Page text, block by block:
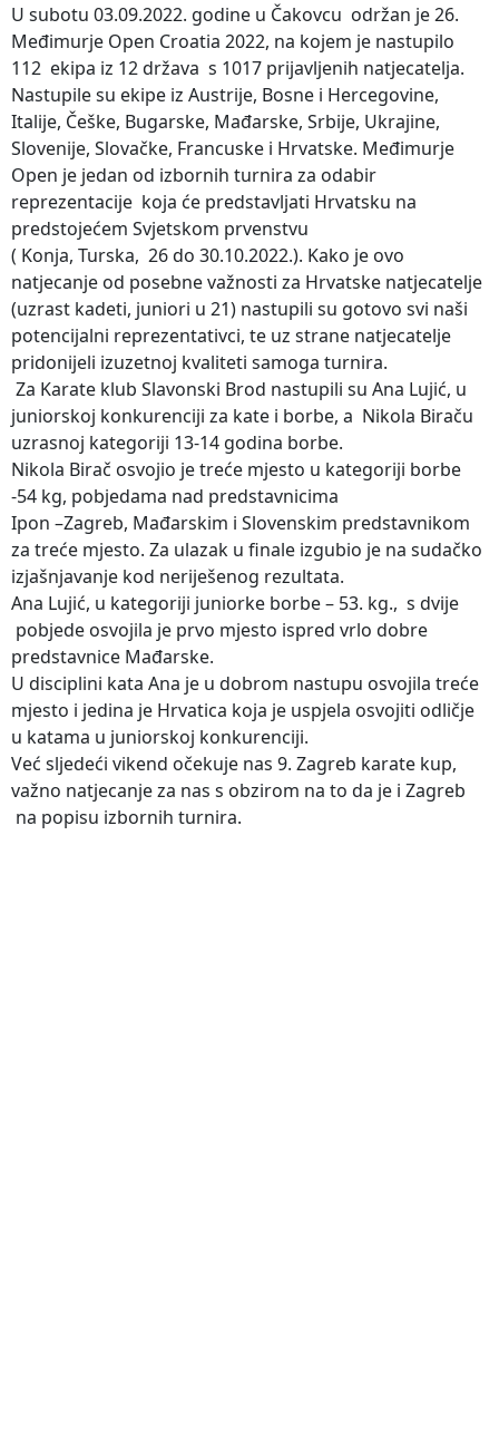
U subotu 03.09.2022. godine u Čakovcu održan je 26.
Međimurje Open Croatia 2022, na kojem je nastupilo
112 ekipa iz 12 država s 1017 prijavljenih natjecatelja.
Nastupile su ekipe iz Austrije, Bosne i Hercegovine,
Italije, Češke, Bugarske, Mađarske, Srbije, Ukrajine,
Slovenije, Slovačke, Francuske i Hrvatske. Međimurje
Open je jedan od izbornih turnira za odabir
reprezentacije koja će predstavljati Hrvatsku na
predstojećem Svjetskom prvenstvu
( Konja, Turska, 26 do 30.10.2022.). Kako je ovo
natjecanje od posebne važnosti za Hrvatske natjecatelje
(uzrast kadeti, juniori u 21) nastupili su gotovo svi naši
potencijalni reprezentativci, te uz strane natjecatelje
pridonijeli izuzetnoj kvaliteti samoga turnira.
Za Karate klub Slavonski Brod nastupili su Ana Lujić, u
juniorskoj konkurenciji za kate i borbe, a Nikola Biraču
uzrasnoj kategoriji 13-14 godina borbe.
Nikola Birač osvojio je treće mjesto u kategoriji borbe
-54 kg, pobjedama nad predstavnicima
Ipon –Zagreb, Mađarskim i Slovenskim predstavnikom
za treće mjesto. Za ulazak u finale izgubio je na sudačko
izjašnjavanje kod neriješenog rezultata.
Ana Lujić, u kategoriji juniorke borbe – 53. kg., s dvije
pobjede osvojila je prvo mjesto ispred vrlo dobre
predstavnice Mađarske.
U disciplini kata Ana je u dobrom nastupu osvojila treće
mjesto i jedina je Hrvatica koja je uspjela osvojiti odličje
u katama u juniorskoj konkurenciji.
Već sljedeći vikend očekuje nas 9. Zagreb karate kup,
važno natjecanje za nas s obzirom na to da je i Zagreb
na popisu izbornih turnira.